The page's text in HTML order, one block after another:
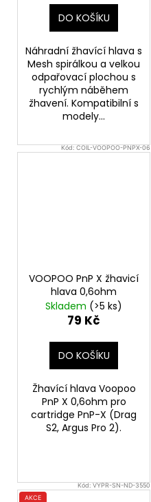
DO KOŠÍKU
Náhradní žhavící hlava s
Mesh spirálkou a velkou
odpařovací plochou s
rychlým náběhem
žhavení. Kompatibilní s
modely...
Kód: COIL-VOOPOO-PNPX-06
VOOPOO PnP X žhavicí
hlava 0,6ohm
Skladem (>5 ks)
79 Kč
DO KOŠÍKU
Žhavící hlava Voopoo
PnP X 0,6ohm pro
cartridge PnP-X (Drag
S2, Argus Pro 2).
Kód:VYPR-SN-ND-3550
AKCE